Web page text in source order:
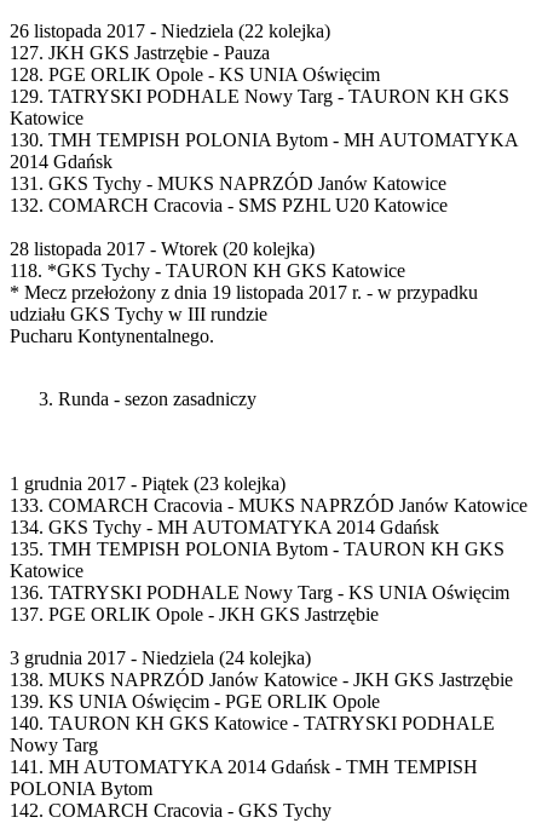
26 listopada 2017 - Niedziela (22 kolejka)
127. JKH GKS Jastrzębie - Pauza
128. PGE ORLIK Opole - KS UNIA Oświęcim
129. TATRYSKI PODHALE Nowy Targ - TAURON KH GKS
Katowice
130. TMH TEMPISH POLONIA Bytom - MH AUTOMATYKA
2014 Gdańsk
131. GKS Tychy - MUKS NAPRZÓD Janów Katowice
132. COMARCH Cracovia - SMS PZHL U20 Katowice
28 listopada 2017 - Wtorek (20 kolejka)
118. *GKS Tychy - TAURON KH GKS Katowice
* Mecz przełożony z dnia 19 listopada 2017 r. - w przypadku
udziału GKS Tychy w III rundzie
Pucharu Kontynentalnego.
Runda - sezon zasadniczy
1 grudnia 2017 - Piątek (23 kolejka)
133. COMARCH Cracovia - MUKS NAPRZÓD Janów Katowice
134. GKS Tychy - MH AUTOMATYKA 2014 Gdańsk
135. TMH TEMPISH POLONIA Bytom - TAURON KH GKS
Katowice
136. TATRYSKI PODHALE Nowy Targ - KS UNIA Oświęcim
137. PGE ORLIK Opole - JKH GKS Jastrzębie
3 grudnia 2017 - Niedziela (24 kolejka)
138. MUKS NAPRZÓD Janów Katowice - JKH GKS Jastrzębie
139. KS UNIA Oświęcim - PGE ORLIK Opole
140. TAURON KH GKS Katowice - TATRYSKI PODHALE
Nowy Targ
141. MH AUTOMATYKA 2014 Gdańsk - TMH TEMPISH
POLONIA Bytom
142. COMARCH Cracovia - GKS Tychy